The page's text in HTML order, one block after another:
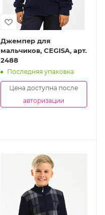
Джемпер для
мальчиков, CEGISA, арт.
2488
Последняя упаковка
Цена доступна после
авторизации